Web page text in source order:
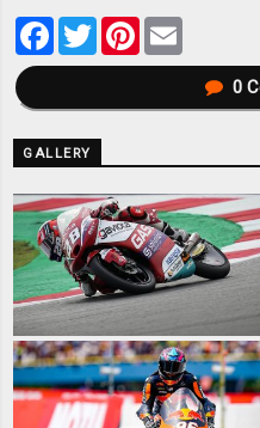
Facebook
TwitterPinterest
0
GALLERY